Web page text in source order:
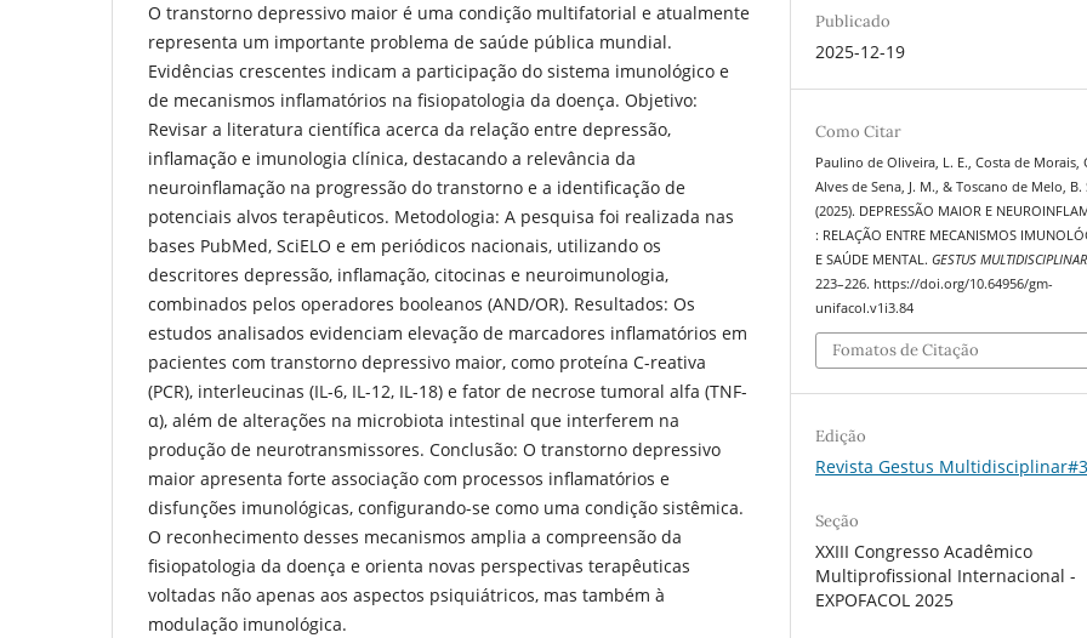
O transtorno depressivo maior é uma condição multifatorial e atualmente
representa um importante problema de saúde pública mundial.
Evidências crescentes indicam a participação do sistema imunológico e
de mecanismos inflamatórios na fisiopatologia da doença. Objetivo:
Revisar a literatura científica acerca da relação entre depressão,
inflamação e imunologia clínica, destacando a relevância da
neuroinflamação na progressão do transtorno e a identificação de
potenciais alvos terapêuticos. Metodologia: A pesquisa foi realizada nas
bases PubMed, SciELO e em periódicos nacionais, utilizando os
descritores depressão, inflamação, citocinas e neuroimunologia,
combinados pelos operadores booleanos (AND/OR). Resultados: Os
estudos analisados evidenciam elevação de marcadores inflamatórios em
pacientes com transtorno depressivo maior, como proteína C-reativa
(PCR), interleucinas (IL-6, IL-12, IL-18) e fator de necrose tumoral alfa (TNF-
α), além de alterações na microbiota intestinal que interferem na
produção de neurotransmissores. Conclusão: O transtorno depressivo
maior apresenta forte associação com processos inflamatórios e
disfunções imunológicas, configurando-se como uma condição sistêmica.
O reconhecimento desses mecanismos amplia a compreensão da
fisiopatologia da doença e orienta novas perspectivas terapêuticas
voltadas não apenas aos aspectos psiquiátricos, mas também à
modulação imunológica.
Publicado
2025-12-19
Como Citar
Paulino de Oliveira, L. E., Costa de Morais,
Alves de Sena, J. M., & Toscano de Melo, B.
(2025). DEPRESSÃO MAIOR E
: RELAÇÃO ENTRE MECANISMOS
E SAÚDE MENTAL.GESTUS MULTIDISCIPLINAR
223–226. https://doi.org/10.64956/gm-
unifacol.v1i3.84
Fomatos de Citação
Edição
Revista Gestus Multidisciplinar#3
Seção
XXIII Congresso Acadêmico
Multiprofissional Internacional -
EXPOFACOL 2025